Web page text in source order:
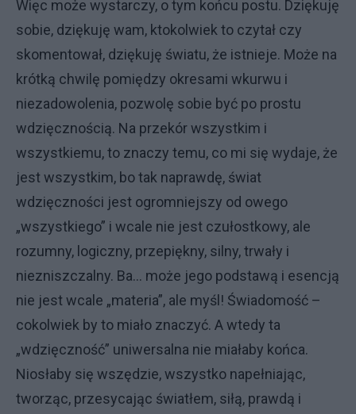
Więc może wystarczy, o tym końcu postu. Dziękuję
sobie, dziękuję wam, ktokolwiek to czytał czy
skomentował, dziękuję światu, że istnieje. Może na
krótką chwilę pomiędzy okresami wkurwu i
niezadowolenia, pozwolę sobie być po prostu
wdzięcznością. Na przekór wszystkim i
wszystkiemu, to znaczy temu, co mi się wydaje, że
jest wszystkim, bo tak naprawdę, świat
wdzięczności jest ogromniejszy od owego
„wszystkiego” i wcale nie jest czułostkowy, ale
rozumny, logiczny, przepiękny, silny, trwały i
niezniszczalny. Ba… może jego podstawą i esencją
nie jest wcale „materia”, ale myśl! Świadomość –
cokolwiek by to miało znaczyć. A wtedy ta
„wdzięczność” uniwersalna nie miałaby końca.
Niosłaby się wszędzie, wszystko napełniając,
tworząc, przesycając światłem, siłą, prawdą i